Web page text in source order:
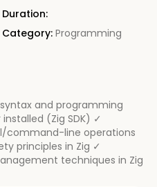
Duration:
Category: Programming
and programming
(Zig SDK) ✓
command-line operations
principles in Zig ✓
techniques in Zig